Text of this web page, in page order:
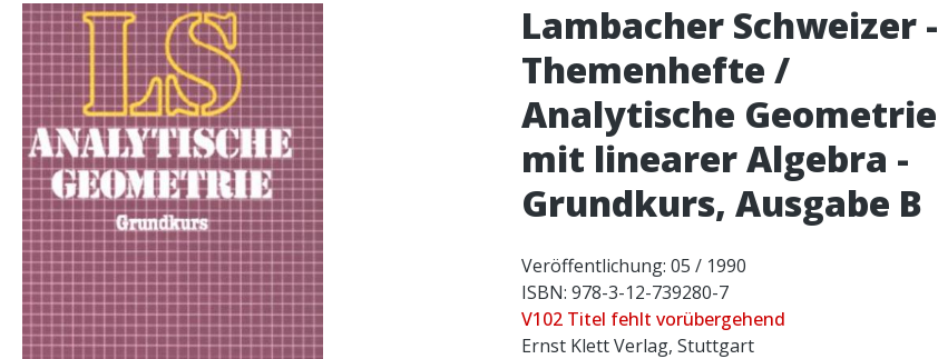
Bildergalerie überspringen
Lambacher Schweizer -
Themenhefte /
Analytische Geometrie
mit linearer Algebra -
Grundkurs, Ausgabe B
Veröffentlichung: 05 / 1990
ISBN: 978-3-12-739280-7
V102 Titel fehlt vorübergehend
Ernst Klett Verlag, Stuttgart